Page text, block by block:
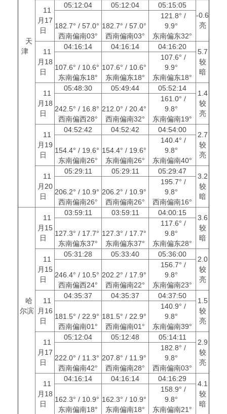
天
津
11
月17
日
05:12:04 05:12:04
05:15:05
-0.6
亮
182.7° / 57.0°
西南偏南03°
182.7° / 57.0°
西南偏南03°
121.8° /
9.9°
东南偏东32°
11
月18
日
04:16:14 04:16:14 04:16:20
5.7
较
暗
107.6° / 10.6°
东南偏东18°
107.6° / 10.6°
东南偏东18°
107.6° /
9.9°
东南偏东18°
11
月18
日
05:48:30 05:49:44 05:52:14
1.4
较
亮
242.5° / 16.8°
西南偏西28°
212.0° / 20.4°
西南偏南32°
161.0° /
9.8°
东南偏南19°
11
月19
日
04:52:42 04:52:42 04:54:00
2.7
较
亮
154.4° / 19.6°
东南偏南26°
154.4° / 19.6°
东南偏南26°
140.4° /
9.8°
东南偏南40°
11
月20
日
05:29:11 05:29:11 05:29:47
3.2
较
暗
206.2° / 10.9°
西南偏南26°
206.2° / 10.9°
西南偏南26°
195.7° /
9.8°
西南偏南16°
哈
尔滨
11
月15
日
03:59:11 03:59:11 04:00:15
3.6
较
暗
127.3° / 17.7°
东南偏东37°
127.3° / 17.7°
东南偏东37°
117.6° /
9.8°
东南偏东28°
11
月15
日
05:31:28 05:33:40 05:36:00
2.0
较
亮
246.4° / 10.5°
西南偏西24°
202.2° / 17.9°
西南偏南22°
156.7° /
9.8°
东南偏南23°
11
月16
日
04:35:37 04:35:37 04:37:50
1.5
较
亮
181.5° / 22.9°
西南偏南01°
181.5° / 22.9°
西南偏南01°
140.9° /
9.8°
东南偏南39°
11
月17
日
05:12:04 05:12:48 05:14:11
2.9
较
亮
222.0° / 11.3°
西南偏南42°
207.8° / 11.9°
西南偏南28°
182.8° /
9.8°
西南偏南03°
11
月18
日
04:16:14 04:16:14 04:16:29
4.1
较
暗
162.3° / 10.9°
东南偏南18°
162.3° / 10.9°
东南偏南18°
158.9° /
9.8°
东南偏南21°